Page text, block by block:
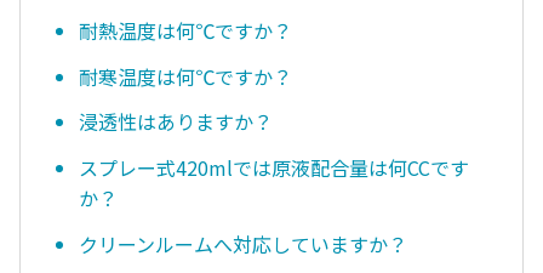
耐熱温度は何℃ですか？
耐寒温度は何℃ですか？
浸透性はありますか？
スプレー式420mlでは原液配合量は何CCです
か？
クリーンルームへ対応していますか？